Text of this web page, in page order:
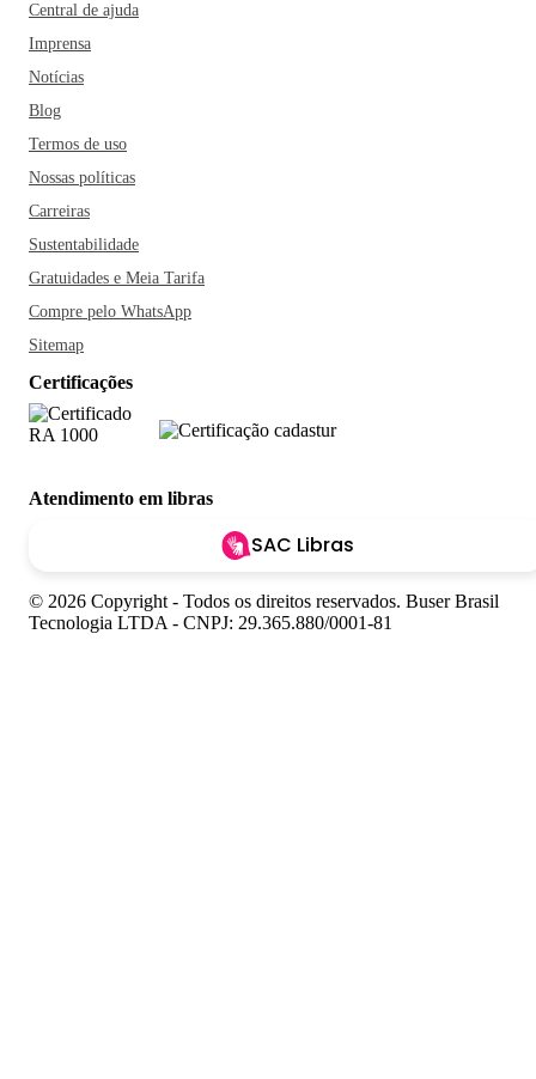
Central de ajuda
Imprensa
Notícias
Blog
Termos de uso
Nossas políticas
Carreiras
Sustentabilidade
Gratuidades e Meia Tarifa
Compre pelo WhatsApp
Sitemap
Certificações
Atendimento em libras
SAC Libras
© 2026 Copyright - Todos os direitos reservados. Buser Brasil
Tecnologia LTDA - CNPJ: 29.365.880/0001-81